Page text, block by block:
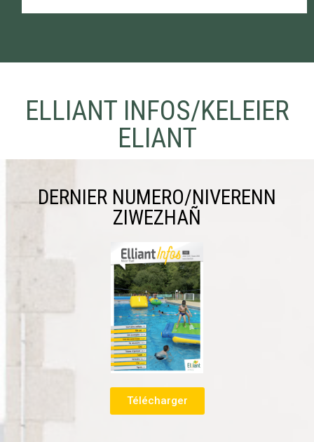
ELLIANT INFOS/KELEIER
ELIANT
DERNIER NUMERO/NIVERENN
ZIWEZHAÑ
Télécharger